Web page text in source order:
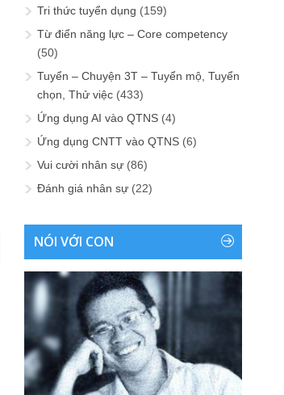
Tri thức tuyển dụng (159)
Từ điển năng lực – Core competency
(50)
Tuyển – Chuyện 3T – Tuyển mộ, Tuyển
chọn, Thử việc (433)
Ứng dụng AI vào QTNS (4)
Ứng dụng CNTT vào QTNS (6)
Vui cười nhân sự (86)
Đánh giá nhân sự (22)
NÓI VỚI CON